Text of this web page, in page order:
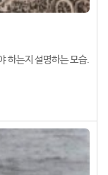
하는지 설명하는 모습.